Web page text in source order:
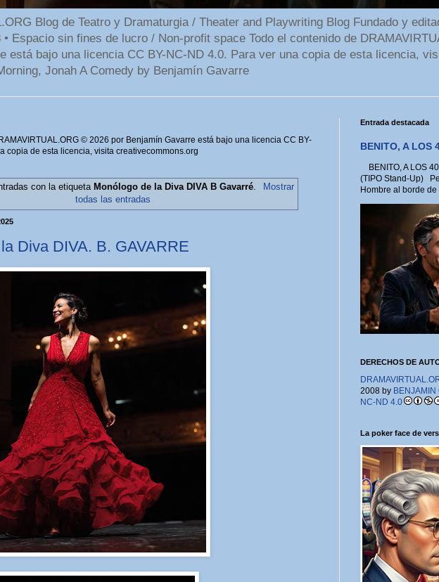
Blog de Teatro y Dramaturgia / Theater and Playwriting Blog Fundado y
• Espacio sin fines de lucro / Non-profit space Todo el contenido de
está bajo una licencia CC BY-NC-ND 4.0. Para ver una copia de esta licencia,
Jonah A Comedy by Benjamín Gavarre
© 2026 por Benjamín Gavarre está bajo una licencia CC BY-
copia de esta licencia, visita creativecommons.org
con la etiqueta Monólogo de la Diva DIVA B Gavarré.
Mostrar
todas las entradas
Diva DIVA. B. GAVARRE
Entrada destacada
BENITO, A LOS
BENITO, A LOS
(TIPO Stand-Up)
Hombre al borde de
DERECHOS DE
2008 by BENJAMIN
NC-ND 4.0
La poker face de